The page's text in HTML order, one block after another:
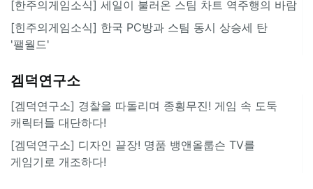
[한주의게임소식] 세일이 불러온 스팀 차트 역주행의 바람
[힌주의게임소식] 한국 PC방과 스팀 동시 상승세 탄
'팰월드'
겜덕연구소
[겜덕연구소] 경찰을 따돌리며 종횡무진! 게임 속 도둑
캐릭터들 대단하다!
[겜덕연구소] 디자인 끝장! 명품 뱅앤올룹슨 TV를
게임기로 개조하다!